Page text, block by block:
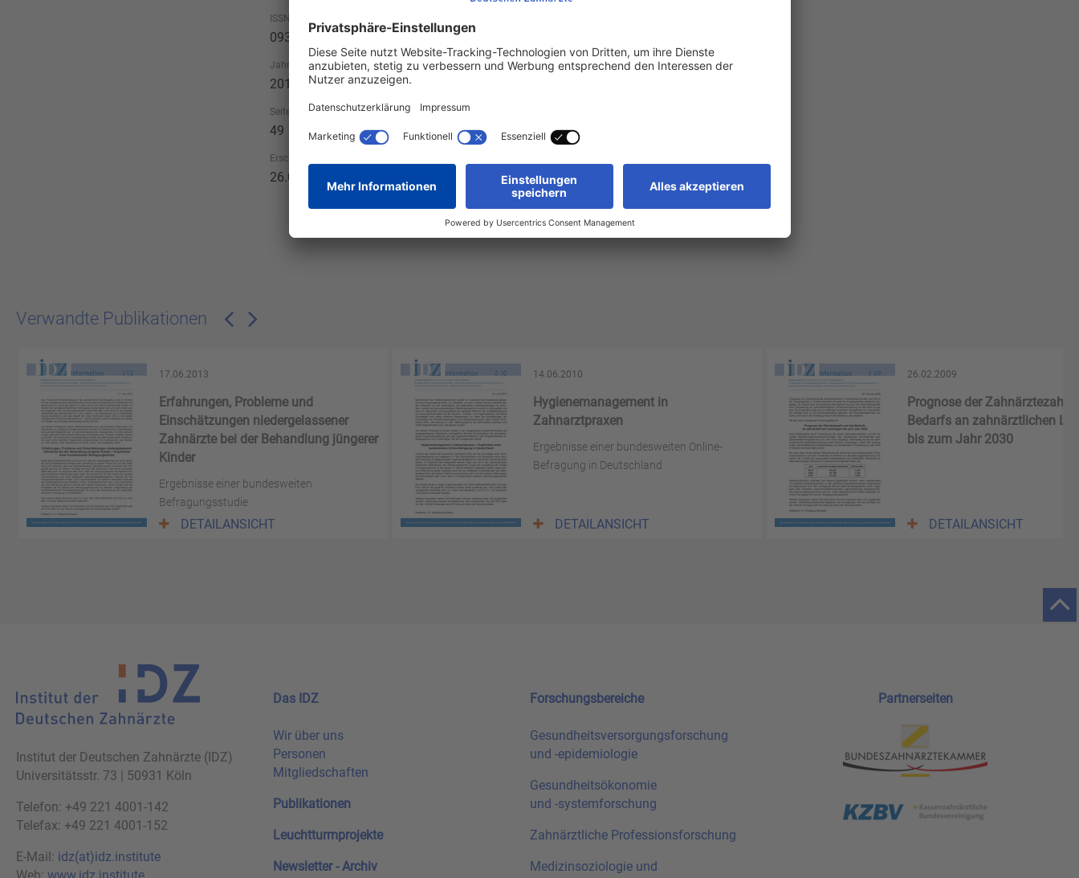
ISSN
0931-9816
Jahr
2010
Seitenzahl
49
Erscheinungsdatum
26.02.2010
Verwandte Publikationen
17.06.2013
Erfahrungen, Probleme und
Einschätzungen niedergelassener
Zahnärzte bei der Behandlung jüngerer
Kinder
Ergebnisse einer bundesweiten
Befragungsstudie
DETAILANSICHT
14.06.2010
Hygienemanagement in
Zahnarztpraxen
Ergebnisse einer bundesweiten Online-
Befragung in Deutschland
DETAILANSICHT
26.02.2009
Prognose der Zahnärztezahl
Bedarfs an zahnärztlichen
bis zum Jahr 2030
DETAILANSICHT
Institut der Deutschen Zahnärzte (IDZ)
Universitätsstr. 73 | 50931 Köln
Telefon: +49 221 4001-142
Telefax: +49 221 4001-152
E-Mail: idz(at)idz.institute
Web: www.idz.institute
Das IDZ
Wir über uns
Personen
Mitgliedschaften
Publikationen
Leuchtturmprojekte
Newsletter - Archiv
Forschungsbereiche
Gesundheitsversorgungsforschung
und -epidemiologie
Gesundheitsökonomie
und -systemforschung
Zahnärztliche Professionsforschung
Medizinsoziologie und
Partnerseiten